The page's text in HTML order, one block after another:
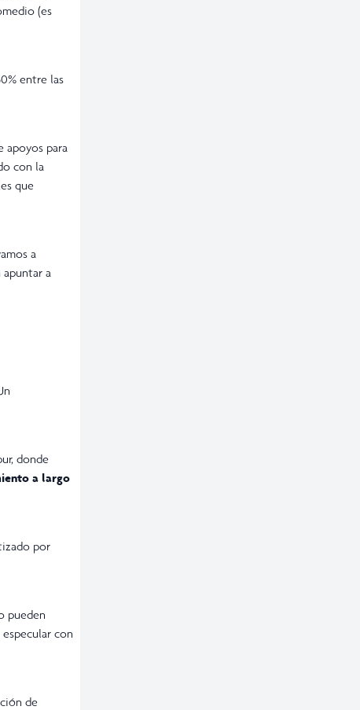
(es
entre las
apoyos para
con la
que
a
apuntar a
donde
a largo
por
pueden
con
de